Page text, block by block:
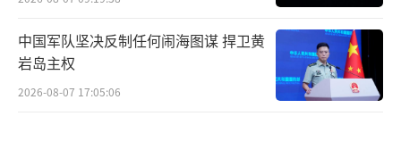
中国军队坚决反制任何闹海图谋 捍卫黄
岩岛主权
2026-08-07 17:05:06